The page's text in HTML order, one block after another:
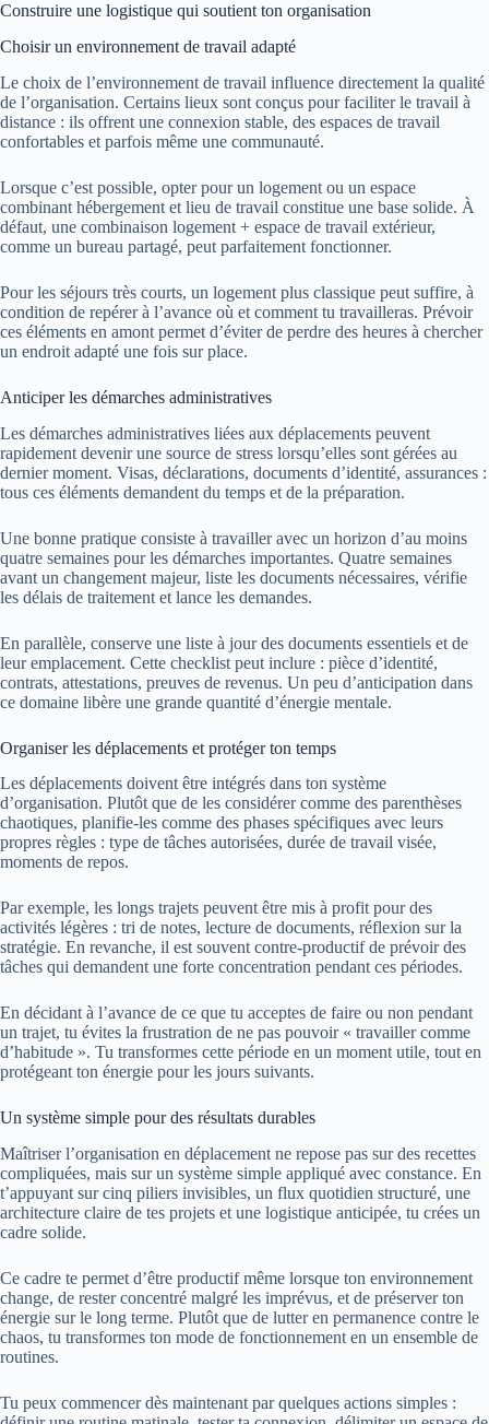
Construire une logistique qui soutient ton organisation
Choisir un environnement de travail adapté
Le choix de l’environnement de travail influence directement la qualité
de l’organisation. Certains lieux sont conçus pour faciliter le travail à
distance : ils offrent une connexion stable, des espaces de travail
confortables et parfois même une communauté.
Lorsque c’est possible, opter pour un logement ou un espace
combinant hébergement et lieu de travail constitue une base solide. À
défaut, une combinaison logement + espace de travail extérieur,
comme un bureau partagé, peut parfaitement fonctionner.
Pour les séjours très courts, un logement plus classique peut suffire, à
condition de repérer à l’avance où et comment tu travailleras. Prévoir
ces éléments en amont permet d’éviter de perdre des heures à chercher
un endroit adapté une fois sur place.
Anticiper les démarches administratives
Les démarches administratives liées aux déplacements peuvent
rapidement devenir une source de stress lorsqu’elles sont gérées au
dernier moment. Visas, déclarations, documents d’identité, assurances :
tous ces éléments demandent du temps et de la préparation.
Une bonne pratique consiste à travailler avec un horizon d’au moins
quatre semaines pour les démarches importantes. Quatre semaines
avant un changement majeur, liste les documents nécessaires, vérifie
les délais de traitement et lance les demandes.
En parallèle, conserve une liste à jour des documents essentiels et de
leur emplacement. Cette checklist peut inclure : pièce d’identité,
contrats, attestations, preuves de revenus. Un peu d’anticipation dans
ce domaine libère une grande quantité d’énergie mentale.
Organiser les déplacements et protéger ton temps
Les déplacements doivent être intégrés dans ton système
d’organisation. Plutôt que de les considérer comme des parenthèses
chaotiques, planifie-les comme des phases spécifiques avec leurs
propres règles : type de tâches autorisées, durée de travail visée,
moments de repos.
Par exemple, les longs trajets peuvent être mis à profit pour des
activités légères : tri de notes, lecture de documents, réflexion sur la
stratégie. En revanche, il est souvent contre-productif de prévoir des
tâches qui demandent une forte concentration pendant ces périodes.
En décidant à l’avance de ce que tu acceptes de faire ou non pendant
un trajet, tu évites la frustration de ne pas pouvoir « travailler comme
d’habitude ». Tu transformes cette période en un moment utile, tout en
protégeant ton énergie pour les jours suivants.
Un système simple pour des résultats durables
Maîtriser l’organisation en déplacement ne repose pas sur des recettes
compliquées, mais sur un système simple appliqué avec constance. En
t’appuyant sur cinq piliers invisibles, un flux quotidien structuré, une
architecture claire de tes projets et une logistique anticipée, tu crées un
cadre solide.
Ce cadre te permet d’être productif même lorsque ton environnement
change, de rester concentré malgré les imprévus, et de préserver ton
énergie sur le long terme. Plutôt que de lutter en permanence contre le
chaos, tu transformes ton mode de fonctionnement en un ensemble de
routines.
Tu peux commencer dès maintenant par quelques actions simples :